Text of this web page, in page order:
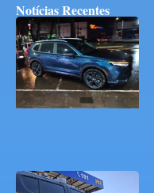
Notícias Recentes